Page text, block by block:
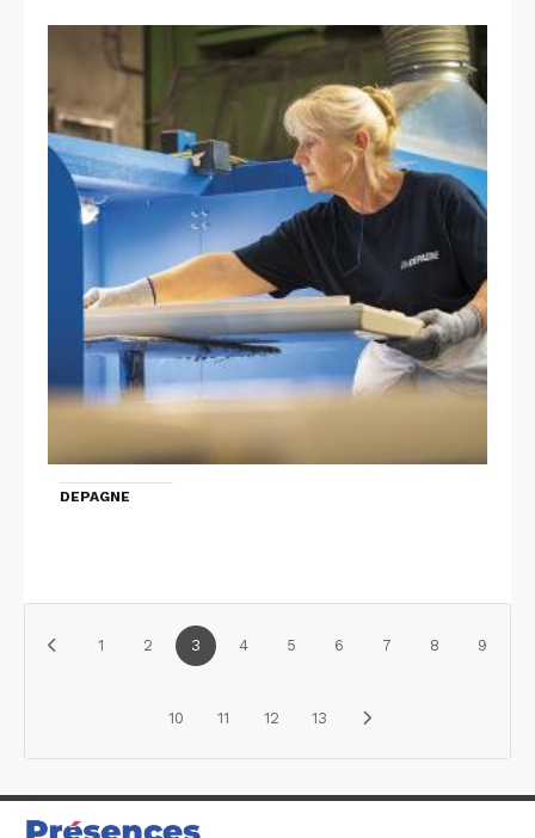
DEPAGNE
1 2 3 4 5 6 7 8 9
10 11 12 13